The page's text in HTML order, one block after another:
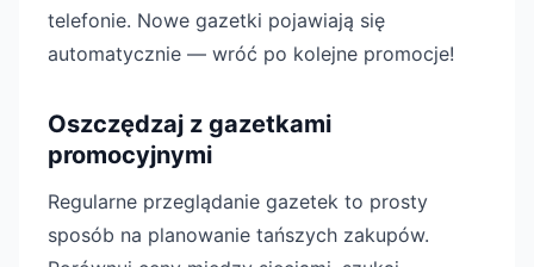
telefonie. Nowe gazetki pojawiają się
automatycznie — wróć po kolejne promocje!
Oszczędzaj z gazetkami
promocyjnymi
Regularne przeglądanie gazetek to prosty
sposób na planowanie tańszych zakupów.